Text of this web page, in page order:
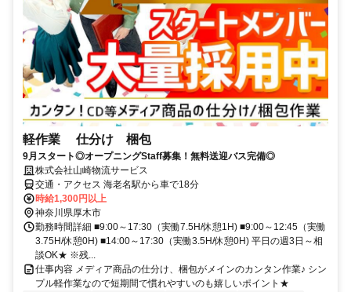
軽作業 仕分け 梱包
9月スタート◎オープニングStaff募集！無料送迎バス完備◎
株式会社山崎物流サービス
交通・アクセス 海老名駅から車で18分
時給1,300円以上
神奈川県厚木市
勤務時間詳細 ■9:00～17:30（実働7.5H/休憩1H) ■9:00～12:45（実働
3.75H/休憩0H) ■14:00～17:30（実働3.5H/休憩0H) 平日の週3日～相
談OK★ ※残...
仕事内容 メディア商品の仕分け、梱包がメインのカンタン作業♪ シン
プル軽作業なので短期間で慣れやすいのも嬉しいポイント★